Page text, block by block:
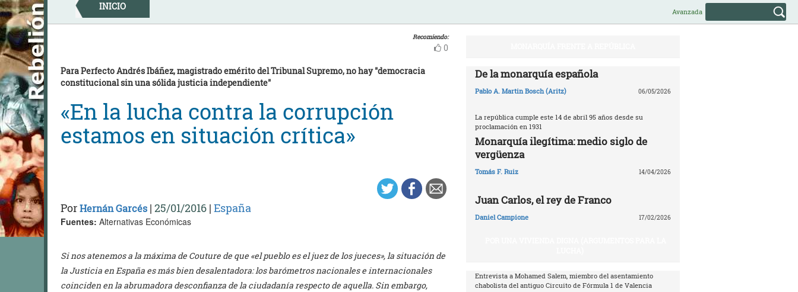
Skip
to
content
INICIO Avanzada
Recomiendo:
0
Para Perfecto Andrés Ibáñez, magistrado emérito del Tribunal Supremo, no hay "democracia
constitucional sin una sólida justicia independiente"
«En la lucha contra la corrupción
estamos en situación crítica»
PorHernán Garcés | 25/01/2016 | España
Fuentes: Alternativas Económicas
Si nos atenemos a la máxima de Couture de que «el pueblo es el juez de los jueces», la situación de
la Justicia en España es más bien desalentadora: los barómetros nacionales e internacionales
coinciden en la abrumadora desconfianza de la ciudadanía respecto de aquella. Sin embargo,
De la monarquía española
Pablo A. Martin Bosch (Aritz) 06/05/2026
La república cumple este 14 de abril 95 años desde su
proclamación en 1931
Monarquía ilegítima: medio siglo de
vergüenza
Tomás F. Ruiz 14/04/2026
Juan Carlos, el rey de Franco
Daniel Campione 17/02/2026
Entrevista a Mohamed Salem, miembro del asentamiento
chabolista del antiguo Circuito de Fórmula 1 de Valencia